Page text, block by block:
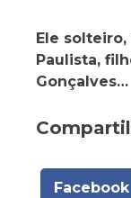
Ele
Paulista,
Gonçalves…
Facebook